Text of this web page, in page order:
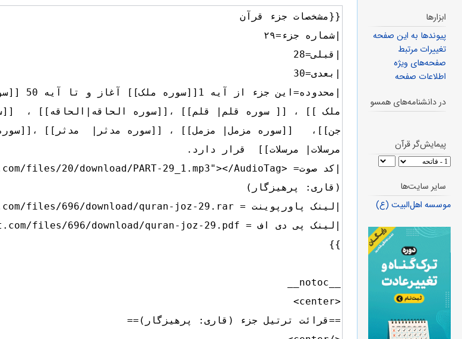
ابزارها
پیوندها به این صفحه
تغییرات مرتبط
صفحه‌های ویژه
اطلاعات صفحه
در دانشنامه‌های همسو
پیمایش‌گر قرآن
سایر سایت‌ها
موسسه اهل‌البیت (ع)